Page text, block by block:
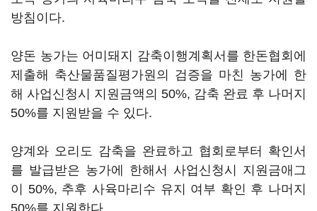
방침이다.
양돈 농가는 어미돼지 감축이행계획서를 한돈협회에
제출해 축산물품질평가원의 검증을 마친 농가에 한
해 사업신청시 지원금액의 50%, 감축 완료 후 나머지
50%를 지원받을 수 있다.
양계와 오리도 감축을 완료하고 협회로부터 확인서
를 발급받은 농가에 한해서 사업신청시 지원금애그
이 50%, 추후 사육마리수 유지 여부 확인 후 나머지
50%를 지원한다.